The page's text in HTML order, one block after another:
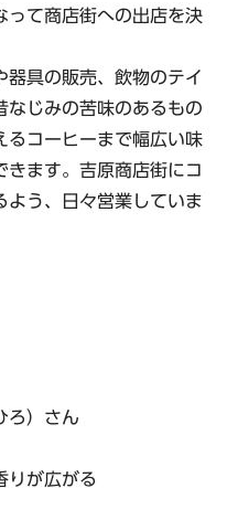
って商店街への出店を決
器具の販売、飲物のテイ
なじみの苦味のあるもの
るコーヒーまで幅広い味
きます。吉原商店街にコ
よう、日々営業していま
ろ）さん
りが広がる